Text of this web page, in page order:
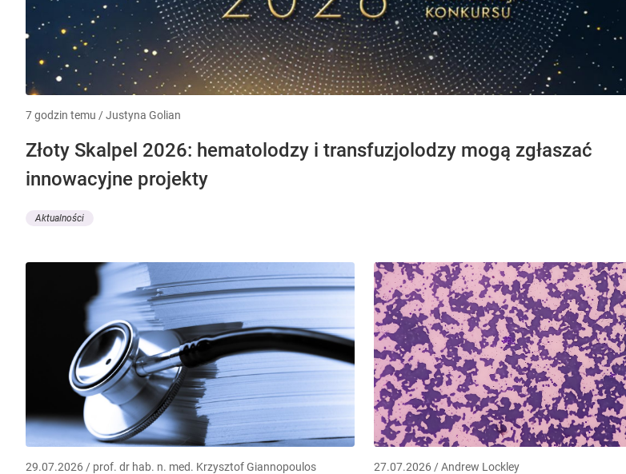
7 godzin temu / Justyna Golian
Złoty Skalpel 2026: hematolodzy i transfuzjolodzy mogą zgłaszać
innowacyjne projekty
Aktualności
29.07.2026 / prof. dr hab. n. med. Krzysztof Giannopoulos 27.07.2026 / Andrew Lockley